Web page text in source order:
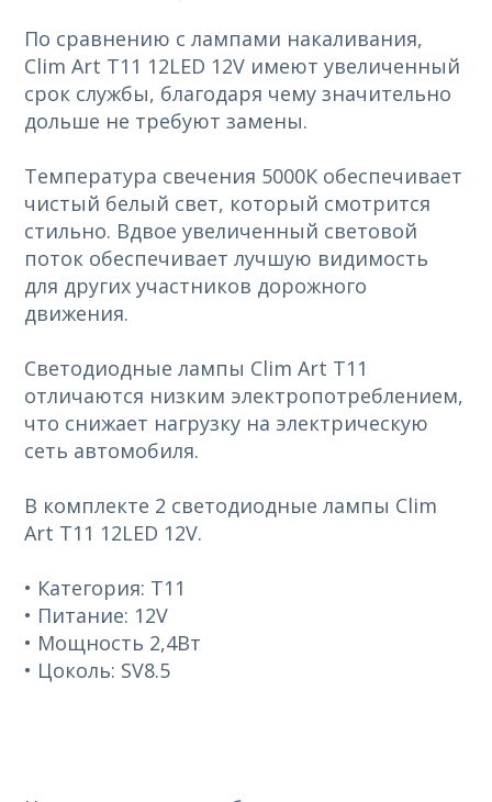
По сравнению с лампами накаливания,
Clim Art T11 12LED 12V имеют увеличенный
срок службы, благодаря чему значительно
дольше не требуют замены.
Температура свечения 5000К обеспечивает
чистый белый свет, который смотрится
стильно. Вдвое увеличенный световой
поток обеспечивает лучшую видимость
для других участников дорожного
движения.
Светодиодные лампы Clim Art T11
отличаются низким электропотреблением,
что снижает нагрузку на электрическую
сеть автомобиля.
В комплекте 2 светодиодные лампы Clim
Art T11 12LED 12V.
• Категория: Т11
• Питание: 12V
• Мощность 2,4Вт
• Цоколь: SV8.5